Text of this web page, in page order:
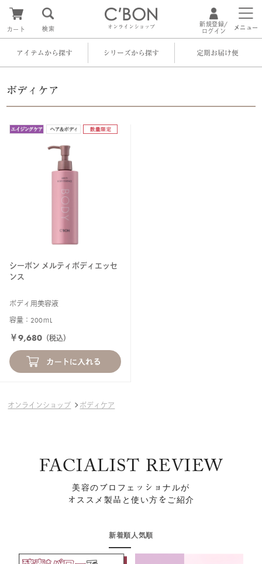
オンラインショップ
カート 検索
新規登録/
ログイン
メニュー
アイテムから探す シリーズから探す 定期お届け便
ボディケア
シーボン メルティボディエッセ
ンス
ボディ用美容液
容量：200ｍL
￥9,680（税込）
オンラインショップ ボディケア
FACIALIST REVIEW
美容のプロフェッショナルが
オススメ製品と使い方をご紹介
新着順人気順